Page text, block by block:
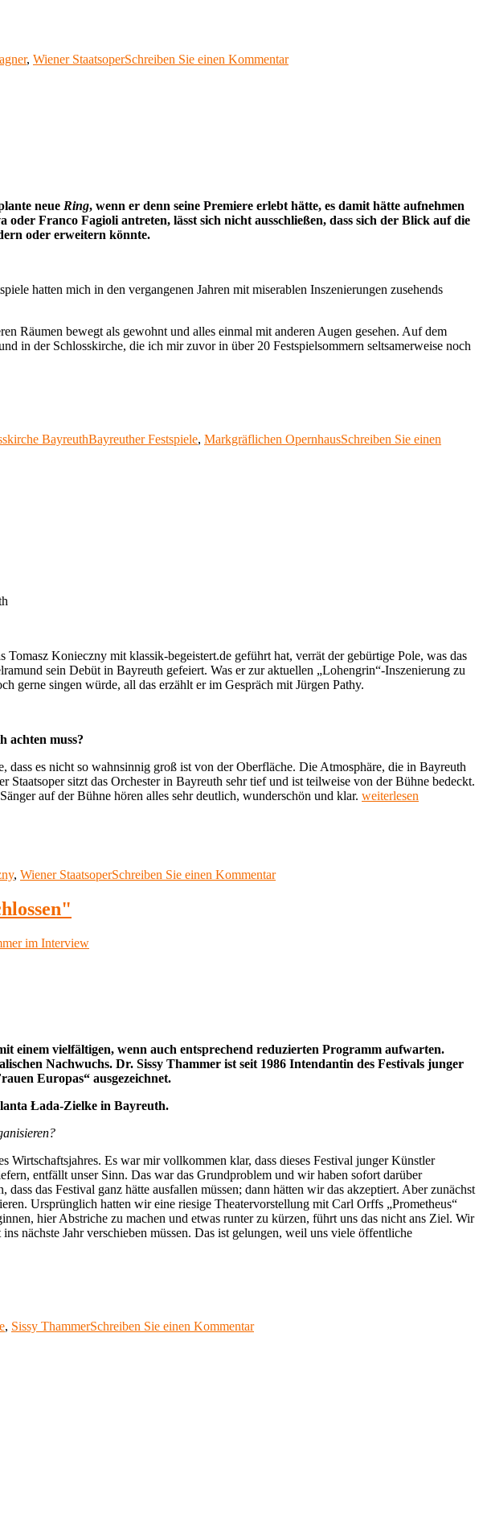
, Wiener StaatsoperSchreiben Sie einen Kommentarzu
neue Ring, wenn er denn seine Premiere erlebt hätte, es damit hätte aufnehmen
Franco Fagioli antreten, lässt sich nicht ausschließen, dass sich der Blick auf die
oder erweitern könnte.
hatten mich in den vergangenen Jahren mit miserablen Inszenierungen zusehends
Räumen bewegt als gewohnt und alles einmal mit anderen Augen gesehen. Auf dem
in der Schlosskirche, die ich mir zuvor in über 20 Festspielsommern seltsamerweise noch
BayreuthSchlagwörter
Bayreuther Festspiele, Markgräflichen OpernhausSchreiben Sie einen
Konieczny mit klassik-begeistert.de geführt hat, verrät der gebürtige Pole, was das
sein Debüt in Bayreuth gefeiert. Was er zur aktuellen „Lohengrin“-Inszenierung zu
gerne singen würde, all das erzählt er im Gespräch mit Jürgen Pathy.
achten muss?
es nicht so wahnsinnig groß ist von der Oberfläche. Die Atmosphäre, die in Bayreuth
sitzt das Orchester in Bayreuth sehr tief und ist teilweise von der Bühne bedeckt.
auf der Bühne hören alles sehr deutlich, wunderschön und klar. „„Wir
weiterlesen
, Wiener StaatsoperSchreiben Sie einen Kommentarzu
Donnerstag:
Tomasz
einem vielfältigen, wenn auch entsprechend reduzierten Programm aufwarten.
Nachwuchs. Dr. Sissy Thammer ist seit 1986 Intendantin des Festivals junger
Europas“ ausgezeichnet.
Łada-Zielke in Bayreuth.
Es war mir vollkommen klar, dass dieses Festival junger Künstler
entfällt unser Sinn. Das war das Grundproblem und wir haben sofort darüber
das Festival ganz hätte ausfallen müssen; dann hätten wir das akzeptiert. Aber zunächst
Ursprünglich hatten wir eine riesige Theatervorstellung mit Carl Orffs „Prometheus“
hier Abstriche zu machen und etwas runter zu kürzen, führt uns das nicht ans Ziel. Wir
nächste Jahr verschieben müssen. Das ist gelungen, weil uns viele öffentliche
, Sissy ThammerSchreiben Sie einen Kommentarzu